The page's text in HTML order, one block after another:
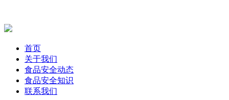
首页
关于我们
食品安全动态
食品安全知识
联系我们